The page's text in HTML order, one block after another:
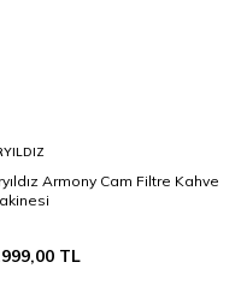
Armony Cam Filtre Kahve
TL